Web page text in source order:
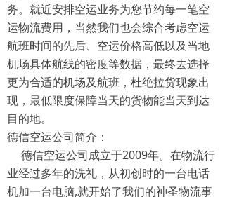
务。就近安排空运业务为您节约每一笔空
运物流费用，当然我们也会综合考虑空运
航班时间的先后、空运价格高低以及当地
机场具体航线的密度等数据，最终去选择
更为合适的机场及航班，杜绝拉货现象出
现，最低限度保障当天的货物能当天到达
目的地。
德信空运公司简介：
德信空运公司成立于2009年。在物流行
业经过多年的洗礼，从初创时的一台电话
机加一台电脑,就开始了我们的神圣物流事